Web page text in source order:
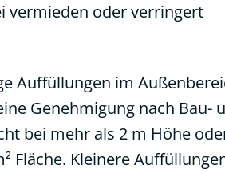
vermieden oder verringert
Auffüllungen im
Genehmigung nach Bau-
bei mehr als 2 m Höhe
Fläche. Kleinere